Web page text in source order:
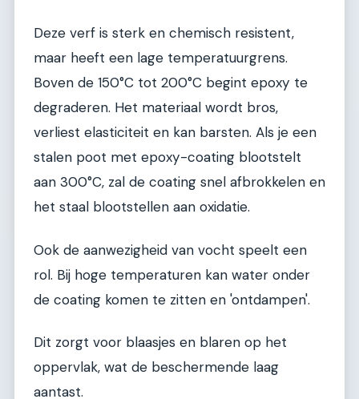
Deze verf is sterk en chemisch resistent,
maar heeft een lage temperatuurgrens.
Boven de 150°C tot 200°C begint epoxy te
degraderen. Het materiaal wordt bros,
verliest elasticiteit en kan barsten. Als je een
stalen poot met epoxy-coating blootstelt
aan 300°C, zal de coating snel afbrokkelen en
het staal blootstellen aan oxidatie.
Ook de aanwezigheid van vocht speelt een
rol. Bij hoge temperaturen kan water onder
de coating komen te zitten en 'ontdampen'.
Dit zorgt voor blaasjes en blaren op het
oppervlak, wat de beschermende laag
aantast.